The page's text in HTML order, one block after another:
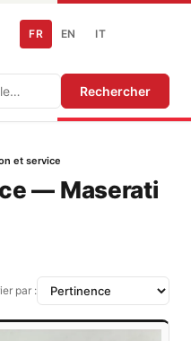
Rechercher
FR EN IT
et service
— Maserati
par :